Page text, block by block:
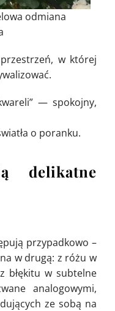
odmiana
w której
— spokojny,
o poranku.
delikatne
przypadkowo –
w drugą: z różu w
błękitu w subtelne
analogowymi,
ze sobą na